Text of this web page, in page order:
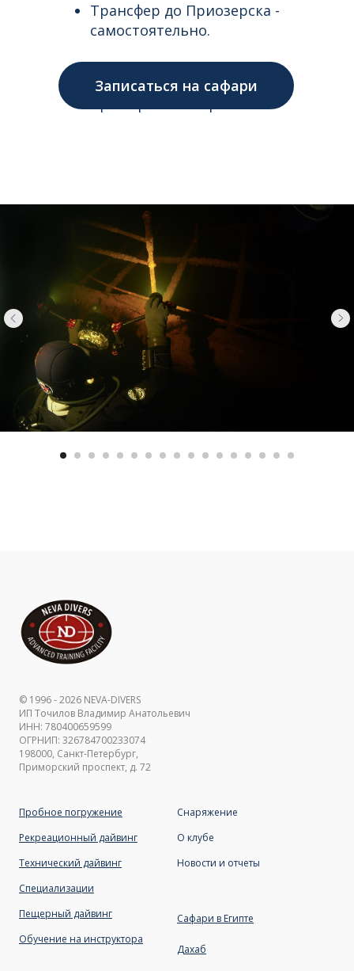
Трансфер до Приозерска -
самостоятельно.
Парковка машины на 3 дня:
Записаться на сафари
© 1996 - 2026 NEVA-DIVERS
ИП Точилов Владимир Анатольевич
ИНН: 780400659599
ОГРНИП: 326784700233074
198000, Санкт-Петербург,
Приморский проспект, д. 72
Пробное погружение
Рекреационный дайвинг
Технический дайвинг
Специализации
Пещерный дайвинг
Обучение на инструктора
Снаряжение
О клубе
Новости и отчеты
Сафари в Египте
Дахаб